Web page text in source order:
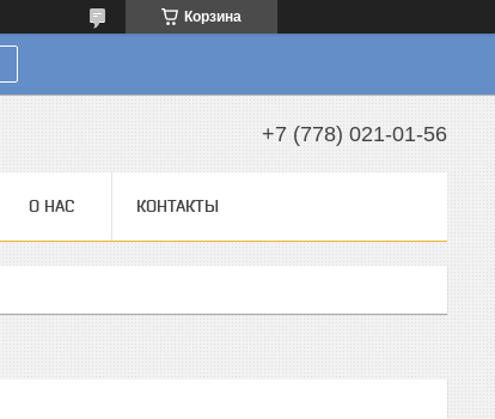
Корзина
+7 (778) 021-01-56
О НАС КОНТАКТЫ